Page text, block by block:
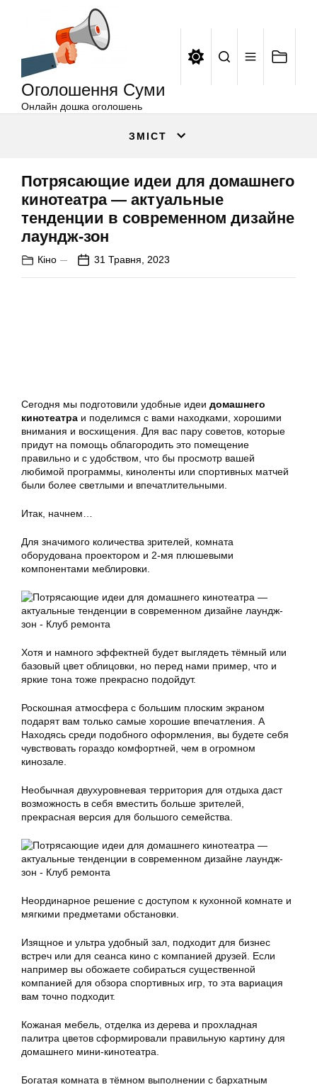
Оголошення Суми
Онлайн дошка оголошень
ЗМІСТ
Потрясающие идеи для домашнего
кинотеатра — актуальные
тенденции в современном дизайне
лаундж-зон
Кіно 31 Травня, 2023
Сегодня мы подготовили удобные идеи домашнего
кинотеатра и поделимся с вами находками, хорошими
внимания и восхищения. Для вас пару советов, которые
придут на помощь облагородить это помещение
правильно и с удобством, что бы просмотр вашей
любимой программы, киноленты или спортивных матчей
были более светлыми и впечатлительными.
Итак, начнем…
Для значимого количества зрителей, комната
оборудована проектором и 2-мя плюшевыми
компонентами меблировки.
Хотя и намного эффектней будет выглядеть тёмный или
базовый цвет облицовки, но перед нами пример, что и
яркие тона тоже прекрасно подойдут.
Роскошная атмосфера с большим плоским экраном
подарят вам только самые хорошие впечатления. А
Находясь среди подобного оформления, вы будете себя
чувствовать гораздо комфортней, чем в огромном
кинозале.
Необычная двухуровневая территория для отдыха даст
возможность в себя вместить больше зрителей,
прекрасная версия для большого семейства.
Неординарное решение с доступом к кухонной комнате и
мягкими предметами обстановки.
Изящное и ультра удобный зал, подходит для бизнес
встреч или для сеанса кино с компанией друзей. Если
например вы обожаете собираться существенной
компанией для обзора спортивных игр, то эта вариация
вам точно подходит.
Кожаная мебель, отделка из дерева и прохладная
палитра цветов сформировали правильную картину для
домашнего мини-кинотеатра.
Богатая комната в тёмном выполнении с бархатным